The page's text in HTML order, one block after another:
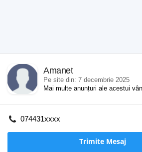
Amanet
Pe site din: 7 decembrie 2025
Mai multe anunțuri ale acestui
074431xxxx
Trimite Mesaj